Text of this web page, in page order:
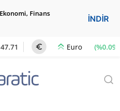
Finans
İNDİR
47.71 Euro (%0.09)